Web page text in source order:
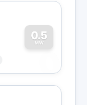
0.5
MW
0